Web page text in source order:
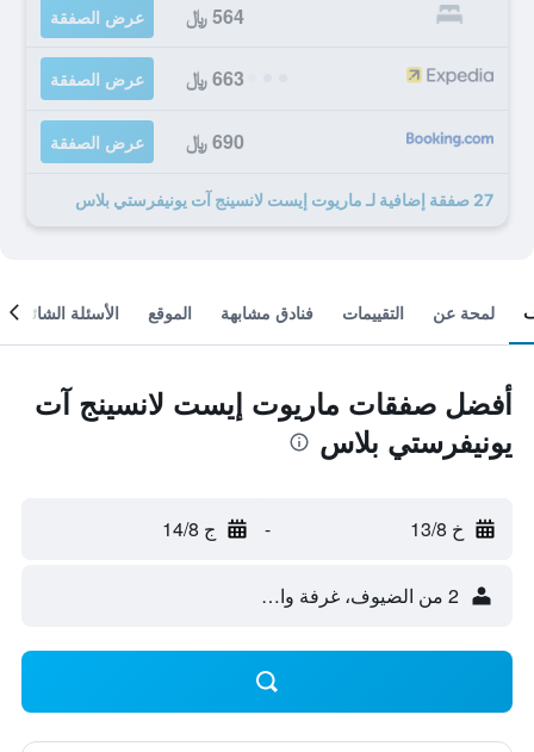
564 ﷼ عرض الصفقة
663 ﷼ عرض الصفقة
690 ﷼ عرض الصفقة
27 صفقة إضافية لـ ماريوت إيست لانسينج آت يونيفرستي بلاس
لمحة عن التقييمات فنادق مشابهة الموقع الأسئلة الشائعة
أفضل صفقات ماريوت إيست لانسينج آت
يونيفرستي بلاس
خ 13/8 - ج 14/8
2 من الضيوف، غرفة واحدة